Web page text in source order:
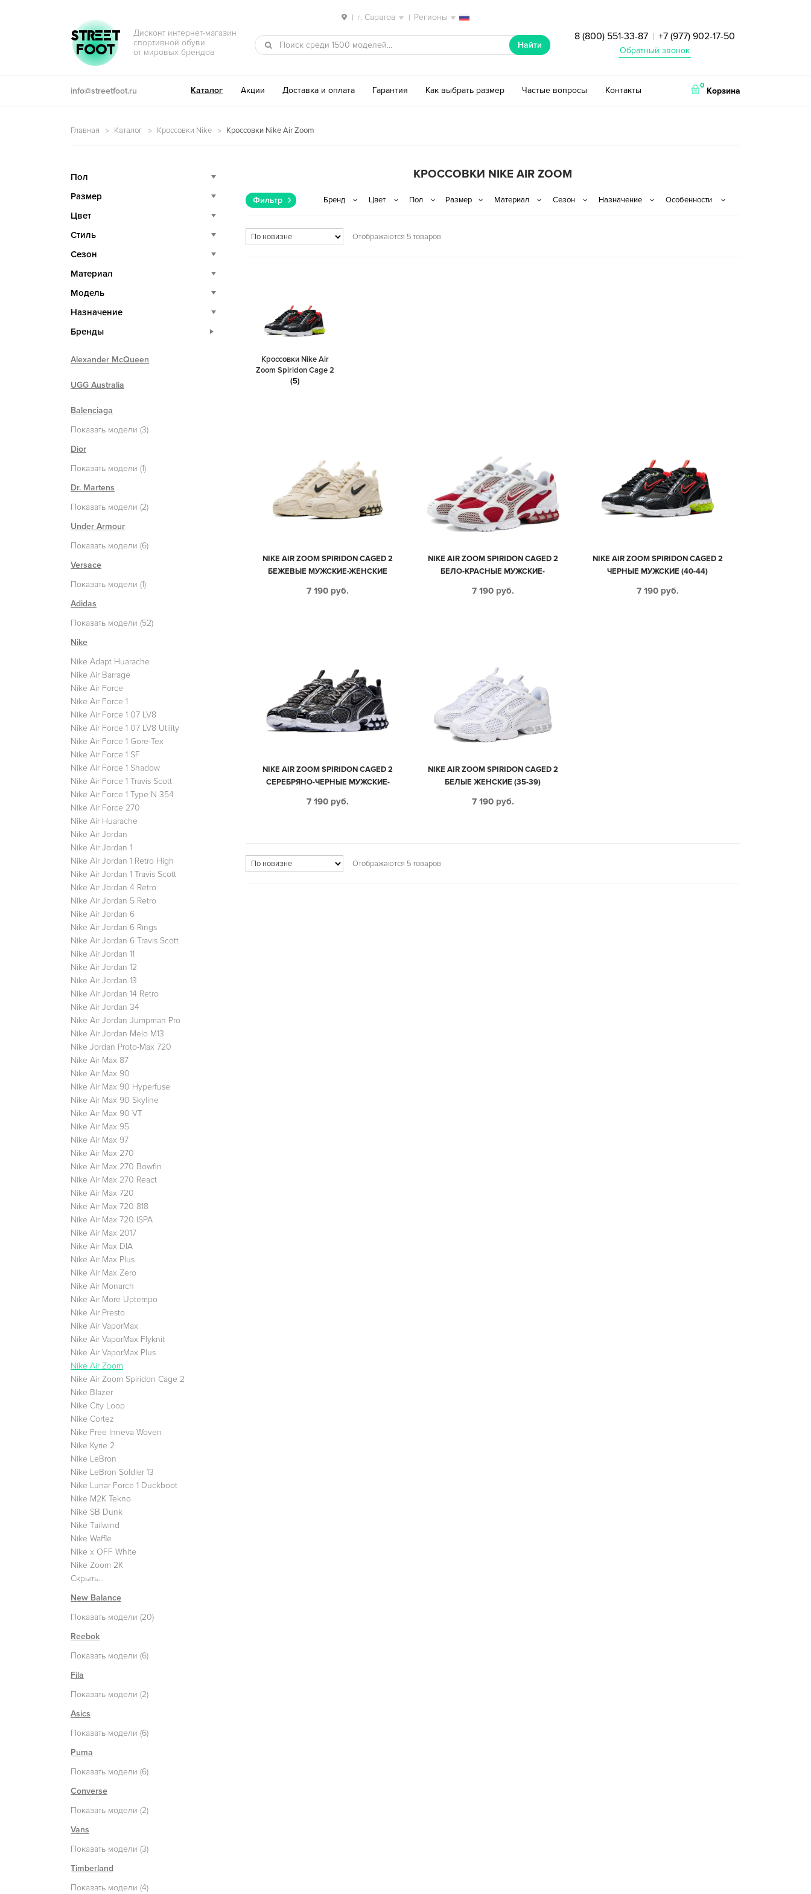
| г. Саратов | Регионы
Перейти к навигации
Перейти к содержимому
STREET
FOOT
Дисконт интернет-магазин
спортивной обуви
от мировых брендов
Найти
8 (800) 551-33-87 | +7 (977) 902-17-50
Обратный звонок
info@streetfoot.ru Каталог Акции Доставка и оплата Гарантия Как выбрать размер Частые вопросы Контакты 0
Корзина
Главная Каталог Кроссовки Nike Кроссовки Nike Air Zoom
КРОССОВКИ NIKE AIR ZOOM
Фильтр
Отображаются 5 товаров
Кроссовки Nike Air
Zoom Spiridon Cage 2
(5)
NIKE AIR ZOOM SPIRIDON CAGED 2
БЕЖЕВЫЕ МУЖСКИЕ-ЖЕНСКИЕ
7 190 руб.
NIKE AIR ZOOM SPIRIDON CAGED 2
БЕЛО-КРАСНЫЕ МУЖСКИЕ-
7 190 руб.
NIKE AIR ZOOM SPIRIDON CAGED 2
ЧЕРНЫЕ МУЖСКИЕ (40-44)
7 190 руб.
NIKE AIR ZOOM SPIRIDON CAGED 2
СЕРЕБРЯНО-ЧЕРНЫЕ МУЖСКИЕ-
7 190 руб.
NIKE AIR ZOOM SPIRIDON CAGED 2
БЕЛЫЕ ЖЕНСКИЕ (35-39)
7 190 руб.
Отображаются 5 товаров
Пол
Размер
Цвет
Стиль
Сезон
Материал
Модель
Назначение
Бренды
Alexander McQueen
UGG Australia
Balenciaga
Показать модели (3)
Dior
Показать модели (1)
Dr. Martens
Показать модели (2)
Under Armour
Показать модели (6)
Versace
Показать модели (1)
Adidas
Показать модели (52)
Nike
Nike Adapt Huarache
Nike Air Barrage
Nike Air Force
Nike Air Force 1
Nike Air Force 1 07 LV8
Nike Air Force 1 07 LV8 Utility
Nike Air Force 1 Gore-Tex
Nike Air Force 1 SF
Nike Air Force 1 Shadow
Nike Air Force 1 Travis Scott
Nike Air Force 1 Type N 354
Nike Air Force 270
Nike Air Huarache
Nike Air Jordan
Nike Air Jordan 1
Nike Air Jordan 1 Retro High
Nike Air Jordan 1 Travis Scott
Nike Air Jordan 4 Retro
Nike Air Jordan 5 Retro
Nike Air Jordan 6
Nike Air Jordan 6 Rings
Nike Air Jordan 6 Travis Scott
Nike Air Jordan 11
Nike Air Jordan 12
Nike Air Jordan 13
Nike Air Jordan 14 Retro
Nike Air Jordan 34
Nike Air Jordan Jumpman Pro
Nike Air Jordan Melo M13
Nike Jordan Proto-Max 720
Nike Air Max 87
Nike Air Max 90
Nike Air Max 90 Hyperfuse
Nike Air Max 90 Skyline
Nike Air Max 90 VT
Nike Air Max 95
Nike Air Max 97
Nike Air Max 270
Nike Air Max 270 Bowfin
Nike Air Max 270 React
Nike Air Max 720
Nike Air Max 720 818
Nike Air Max 720 ISPA
Nike Air Max 2017
Nike Air Max DIA
Nike Air Max Plus
Nike Air Max Zero
Nike Air Monarch
Nike Air More Uptempo
Nike Air Presto
Nike Air VaporMax
Nike Air VaporMax Flyknit
Nike Air VaporMax Plus
Nike Air Zoom
Nike Air Zoom Spiridon Cage 2
Nike Blazer
Nike City Loop
Nike Cortez
Nike Free Inneva Woven
Nike Kyrie 2
Nike LeBron
Nike LeBron Soldier 13
Nike Lunar Force 1 Duckboot
Nike M2K Tekno
Nike SB Dunk
Nike Tailwind
Nike Waffle
Nike x OFF White
Nike Zoom 2K
Скрыть...
New Balance
Показать модели (20)
Reebok
Показать модели (6)
Fila
Показать модели (2)
Asics
Показать модели (6)
Puma
Показать модели (6)
Converse
Показать модели (2)
Vans
Показать модели (3)
Timberland
Показать модели (4)